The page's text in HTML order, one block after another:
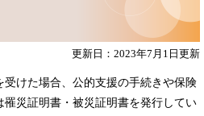
更新日：2023年7月1日更新
受けた場合、公的支援の手続きや保険
災証明書・被災証明書を発行してい